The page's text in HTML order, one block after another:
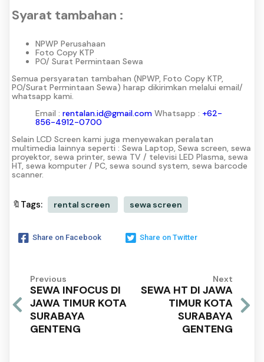
Syarat tambahan :
NPWP Perusahaan
Foto Copy KTP
PO/ Surat Permintaan Sewa
Semua persyaratan tambahan (NPWP, Foto Copy KTP,
PO/Surat Permintaan Sewa) harap dikirimkan melalui email/
whatsapp kami.
Email : rentalan.id@gmail.com Whatsapp : +62-
856-4912-0700
Selain LCD Screen kami juga menyewakan peralatan
multimedia lainnya seperti : Sewa Laptop, Sewa screen, sewa
proyektor, sewa printer, sewa TV / televisi LED Plasma, sewa
HT, sewa komputer / PC, sewa sound system, sewa barcode
scanner.
🔖Tags: rental screen sewa screen
Share on Facebook Share on Twitter
Previous
SEWA INFOCUS DI
JAWA TIMUR KOTA
SURABAYA
GENTENG
Next
SEWA HT DI JAWA
TIMUR KOTA
SURABAYA
GENTENG